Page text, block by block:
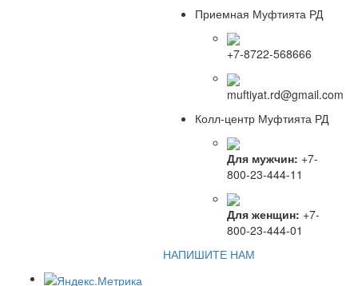
Приемная Муфтията РД
+7-8722-568666
muftiyat.rd@gmail.com
Колл-центр Муфтията РД
Для мужчин: +7-
800-23-444-11
Для женщин: +7-
800-23-444-01
НАПИШИТЕ НАМ